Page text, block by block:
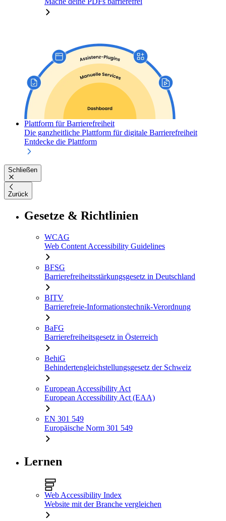
Plattform für Barrierefreiheit
Die ganzheitliche Plattform für digitale Barrierefreiheit
Entdecke die Plattform
Schließen
Zurück
Gesetze & Richtlinien
WCAG
Web Content Accessibility Guidelines
BFSG
Barrierefreiheitsstärkungsgesetz in Deutschland
BITV
Barrierefreie-Informationstechnik-Verordnung
BaFG
Barrierefreiheitsgesetz in Österreich
BehiG
Behindertengleichstellungsgesetz der Schweiz
European Accessibility Act
European Accessibility Act (EAA)
EN 301 549
Europäische Norm 301 549
Lernen
Web Accessibility Index
Website mit der Branche vergleichen